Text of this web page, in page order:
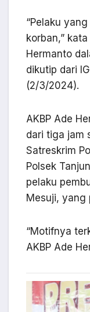
“Pelaku
korban,”
Hermanto
dikutip dari
(2/3/2024).
AKBP Ade
dari tiga jam
Satreskrim
Polsek
pelaku
Mesuji, yang
“Motifnya
AKBP Ade